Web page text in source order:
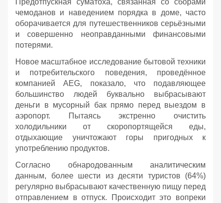
Предотпускная суматоха, связанная со сборами
чемоданов и наведением порядка в доме, часто
оборачивается для путешественников серьёзными
и совершенно неоправданными финансовыми
потерями.
Новое масштабное исследование бытовой техники
и потребительского поведения, проведённое
компанией AEG, показало, что подавляющее
большинство людей буквально выбрасывают
деньги в мусорный бак прямо перед выездом в
аэропорт. Пытаясь экстренно очистить
холодильники от скоропортящейся еды,
отдыхающие уничтожают горы пригодных к
употреблению продуктов.
Согласно обнародованным аналитическим
данным, более шести из десяти туристов (64%)
регулярно выбрасывают качественную пищу перед
отправлением в отпуск. Происходит это вопреки